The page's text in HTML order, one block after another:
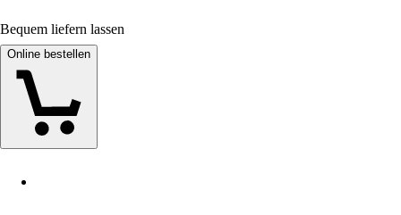
Bequem liefern lassen
Online bestellen